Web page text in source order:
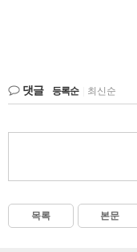
댓글 등록순 최신순
목록 본문